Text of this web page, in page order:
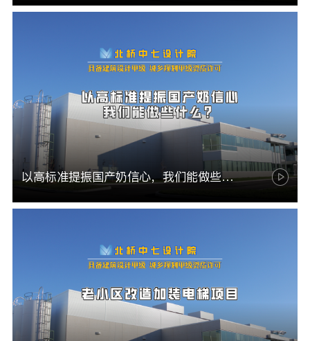
以高标准提振国产奶信心，我们能做些什么？